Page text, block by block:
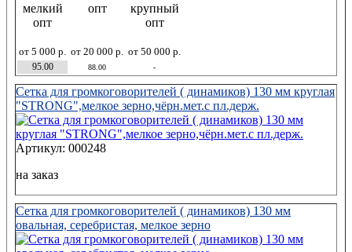
мелкий
опт
от 5 000 р.
опт
от 20 000 р.
крупный
опт
от 50 000 р.
95.00
88.00 -
Сетка для громкоговорителей ( динамиков) 130 мм круглая
"STRONG",мелкое зерно,чёрн.мет.с пл.держ.
Артикул: 000248
на заказ
Сетка для громкоговорителей ( динамиков) 130 мм
овальная, серебристая, мелкое зерно